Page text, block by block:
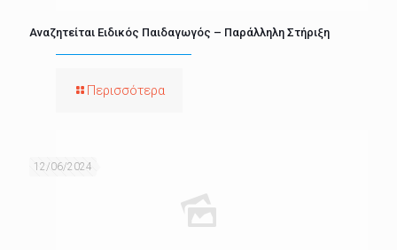
Αναζητείται Ειδικός Παιδαγωγός – Παράλληλη Στήριξη
Περισσότερα
12/06/2024